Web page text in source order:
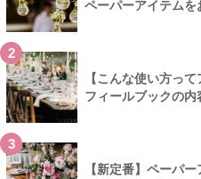
ペーパーアイテムを
2
【こんな使い方っ
フィールブックの
3
【新定番】ペーパ